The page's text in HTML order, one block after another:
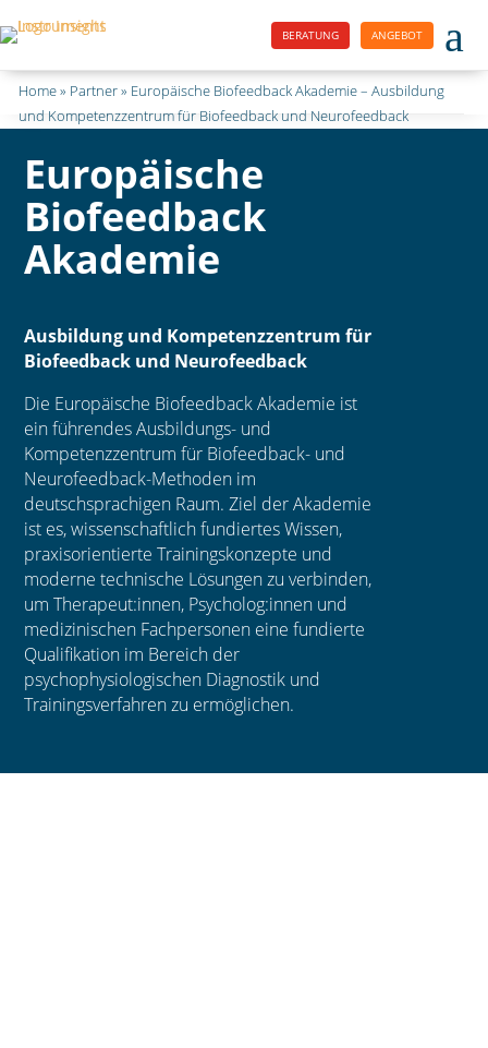
BERATUNG ANGEBOT a
Home» Partner» Europäische Biofeedback Akademie – Ausbildung
und Kompetenzzentrum für Biofeedback und Neurofeedback
Europäische
Biofeedback
Akademie
Ausbildung und Kompetenzzentrum für
Biofeedback und Neurofeedback
Die Europäische Biofeedback Akademie ist
ein führendes Ausbildungs- und
Kompetenzzentrum für Biofeedback- und
Neurofeedback-Methoden im
deutschsprachigen Raum. Ziel der Akademie
ist es, wissenschaftlich fundiertes Wissen,
praxisorientierte Trainingskonzepte und
moderne technische Lösungen zu verbinden,
um Therapeut:innen, Psycholog:innen und
medizinischen Fachpersonen eine fundierte
Qualifikation im Bereich der
psychophysiologischen Diagnostik und
Trainingsverfahren zu ermöglichen.